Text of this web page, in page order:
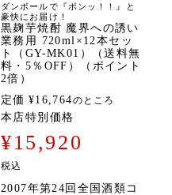
ダンボールで『ボンッ！！』と
豪快にお届け！
黒麹芋焼酎 魔界への誘い
業務用 720ml×12本セッ
ト（GY-MK01）（送料無
料・5％OFF）（ポイント
2倍）
定価 ¥16,764のところ
本店特別価格
¥15,920
税込
2007年第24回全国酒類コ